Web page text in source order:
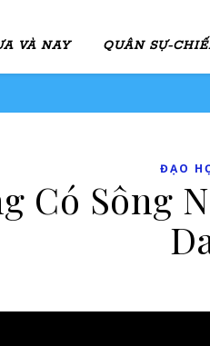
VÀ NAY QUÂN SỰ-
ĐẠO
Có Sông